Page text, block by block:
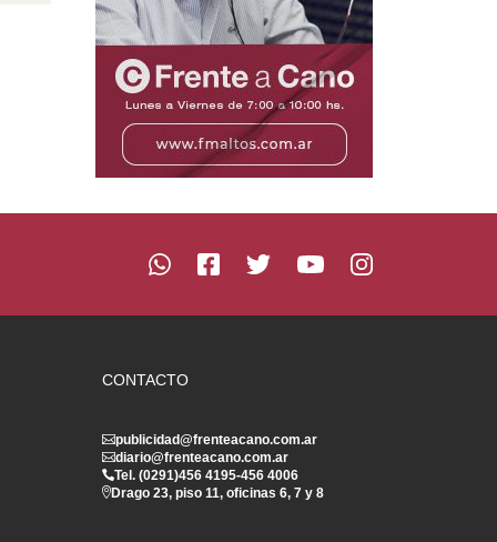
CONTACTO
publicidad@frenteacano.com.ar
diario@frenteacano.com.ar
Tel. (0291)456 4195-456 4006
Drago 23, piso 11, oficinas 6, 7 y 8